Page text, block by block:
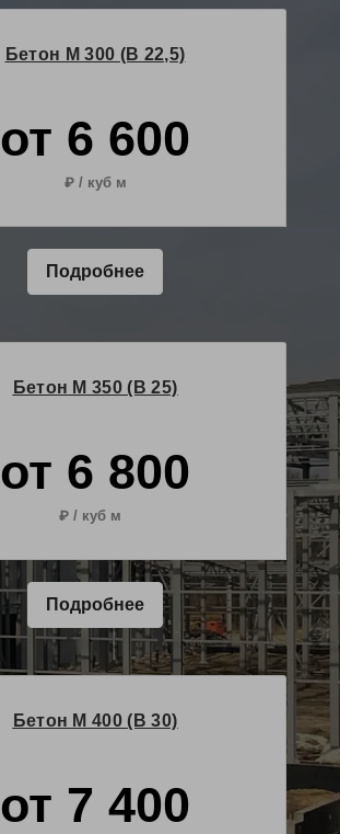
Бетон М 300 (B 22,5)
от 6 600
₽ / куб м
Подробнее
Бетон М 350 (B 25)
от 6 800
₽ / куб м
Подробнее
Бетон М 400 (B 30)
от 7 400